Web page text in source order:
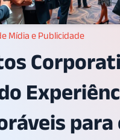
Mídia e Publicidade
para